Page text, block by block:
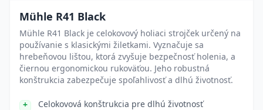
Mühle R41 Black
Mühle R41 Black je celokovový holiaci strojček určený na
používanie s klasickými žiletkami. Vyznačuje sa
hrebeňovou lištou, ktorá zvyšuje bezpečnosť holenia, a
čiernou ergonomickou rukoväťou. Jeho robustná
konštrukcia zabezpečuje spoľahlivosť a dlhú životnosť.
Celokovová konštrukcia pre dlhú životnosť